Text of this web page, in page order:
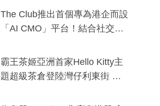
The Club推出首個專為港企而設
「AI CMO」平台！結合社交聆
分鐘生成「貼地」宣傳短片
霸王茶姬亞洲首家Hello Kitty主
題超級茶倉登陸灣仔利東街 推